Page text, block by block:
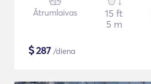
Ātrumlaivas
15 ft
5 m
$287 /diena